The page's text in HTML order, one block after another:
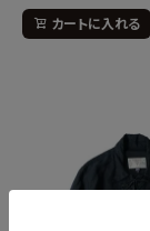
カートに入れる